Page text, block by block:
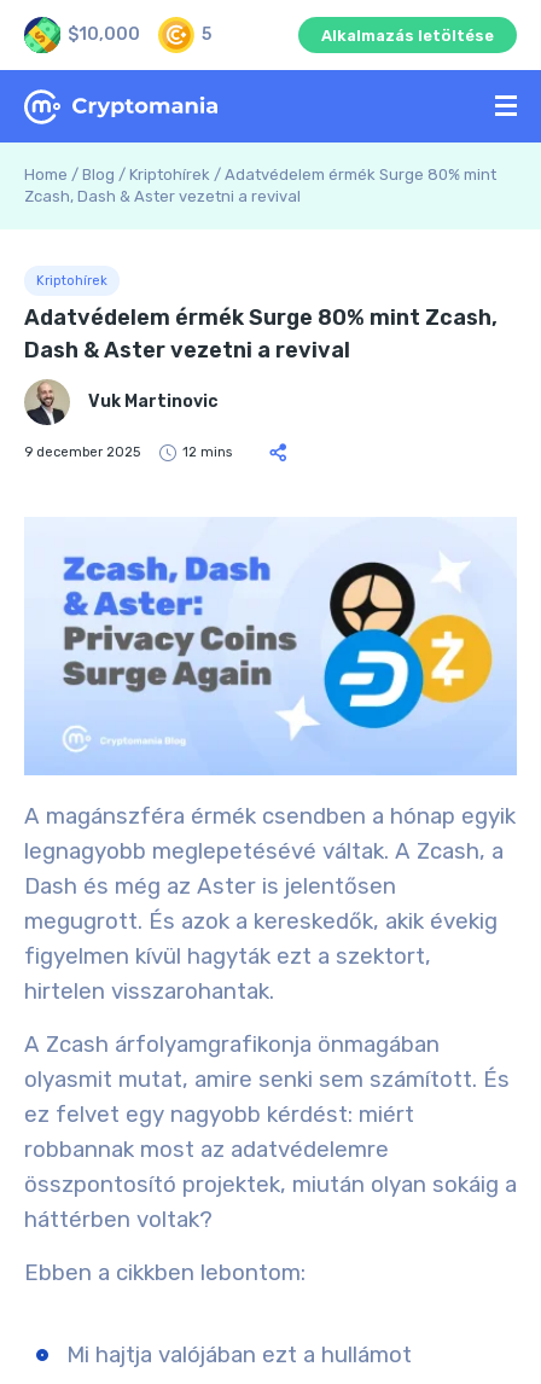
$10,000 5 Alkalmazás letöltése
Home / Blog / Kriptohírek / Adatvédelem érmék Surge 80% mint
Zcash, Dash & Aster vezetni a revival
Kriptohírek
Adatvédelem érmék Surge 80% mint Zcash,
Dash & Aster vezetni a revival
Vuk Martinovic
9 december 2025 12 mins
A magánszféra érmék csendben a hónap egyik
legnagyobb meglepetésévé váltak. A Zcash, a
Dash és még az Aster is jelentősen
megugrott. És azok a kereskedők, akik évekig
figyelmen kívül hagyták ezt a szektort,
hirtelen visszarohantak.
A Zcash árfolyamgrafikonja önmagában
olyasmit mutat, amire senki sem számított. És
ez felvet egy nagyobb kérdést: miért
robbannak most az adatvédelemre
összpontosító projektek, miután olyan sokáig a
háttérben voltak?
Ebben a cikkben lebontom:
Mi hajtja valójában ezt a hullámot